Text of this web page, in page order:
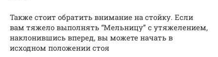
Также стоит обратить внимание на стойку. Если
вам тяжело выполнять “Мельницу” с утяжелением,
наклонившись вперед, вы можете начать в
исходном положении стоя